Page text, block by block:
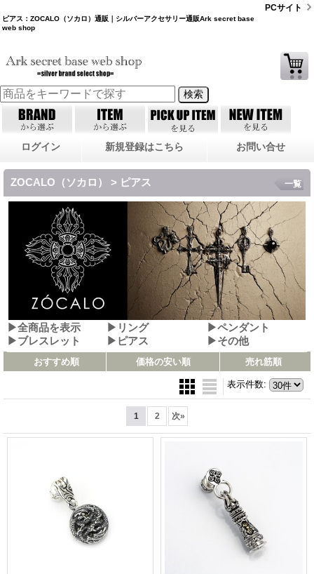
ピアス：ZOCALO（ソカロ）通販｜シルバーアクセサリー通販Ark secret base
web shop
PCサイト
ログイン 新規登録はこちら お問い合せ
ZOCALO（ソカロ） > ピアス
▶全商品を表示 ▶リング
▶ペンダント
▶ブレスレット
▶ピアス ▶その他
一覧
おすすめ順 価格の安い順 売れ筋順
表示件数:
1 2 次»